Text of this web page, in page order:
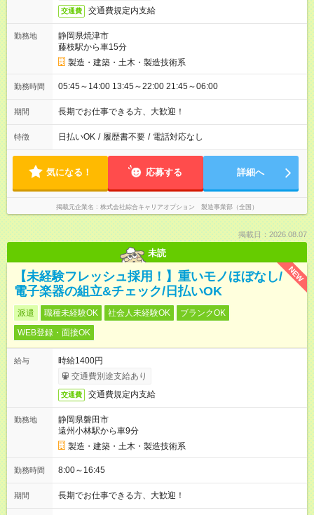
交通費 交通費規定内支給
勤務地
静岡県焼津市
藤枝駅から車15分
製造・建築・土木・製造技術系
勤務時間 05:45～14:00 13:45～22:00 21:45～06:00
期間 長期でお仕事できる方、大歓迎！
特徴 日払いOK / 履歴書不要 / 電話対応なし
気になる！ 応募する 詳細へ
掲載元企業名 株式会社綜合キャリアオプション 製造事業部（全国）
掲載日：2026.08.07
未読
NEW
【未経験フレッシュ採用！】重いモノほぼなし/
電子楽器の組立&チェック/日払いOK
派遣 職種未経験OK 社会人未経験OK
ブランクOK
WEB登録・面接OK
給与
時給1400円
交通費別途支給あり
交通費 交通費規定内支給
勤務地
静岡県磐田市
遠州小林駅から車9分
製造・建築・土木・製造技術系
勤務時間 8:00～16:45
期間 長期でお仕事できる方、大歓迎！